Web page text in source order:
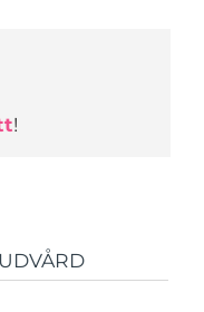
!
leverans